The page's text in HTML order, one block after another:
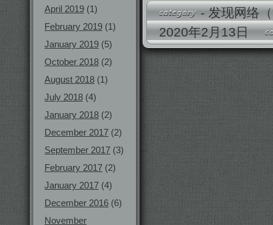
April 2019 (1)
February 2019 (1)
January 2019 (5)
October 2018 (2)
August 2018 (1)
July 2018 (4)
January 2018 (2)
December 2017 (2)
September 2017 (3)
February 2017 (2)
January 2017 (4)
December 2016 (6)
November
-发现网络
2020年2月13日